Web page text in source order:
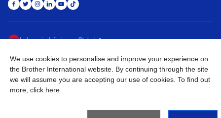
Indonesia Jaringan Global
Privacy Policy Ketentuan Penggunaan Site Map Kunjungi Situs Global
©2026BROTHER INTERNATIONAL SALES INDONESIA All
We use cookies to personalise and improve your experience on
the Brother International website. By continuing through the site
we will assume you are accepting our use of cookies. To find out
more, click here